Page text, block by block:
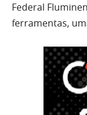
Federal
ferramentas,